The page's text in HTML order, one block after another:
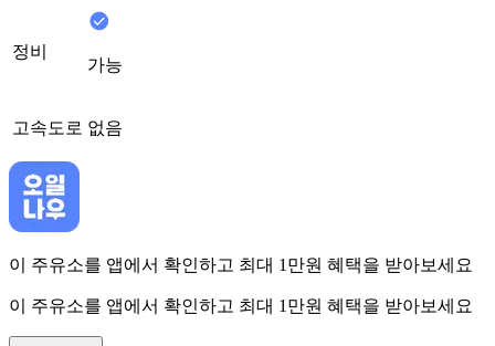
정비
가능
고속도로 없음
이 주유소를 앱에서 확인하고 최대 1만원 혜택을 받아보세요
이 주유소를 앱에서 확인하고 최대 1만원 혜택을 받아보세요